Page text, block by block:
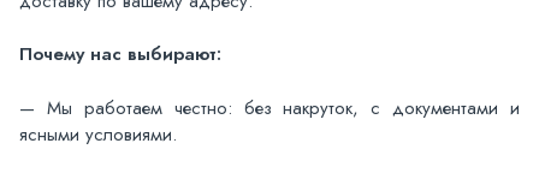
Почему нас выбирают:
— Мы работаем честно: без накруток, с документами и
ясными условиями.